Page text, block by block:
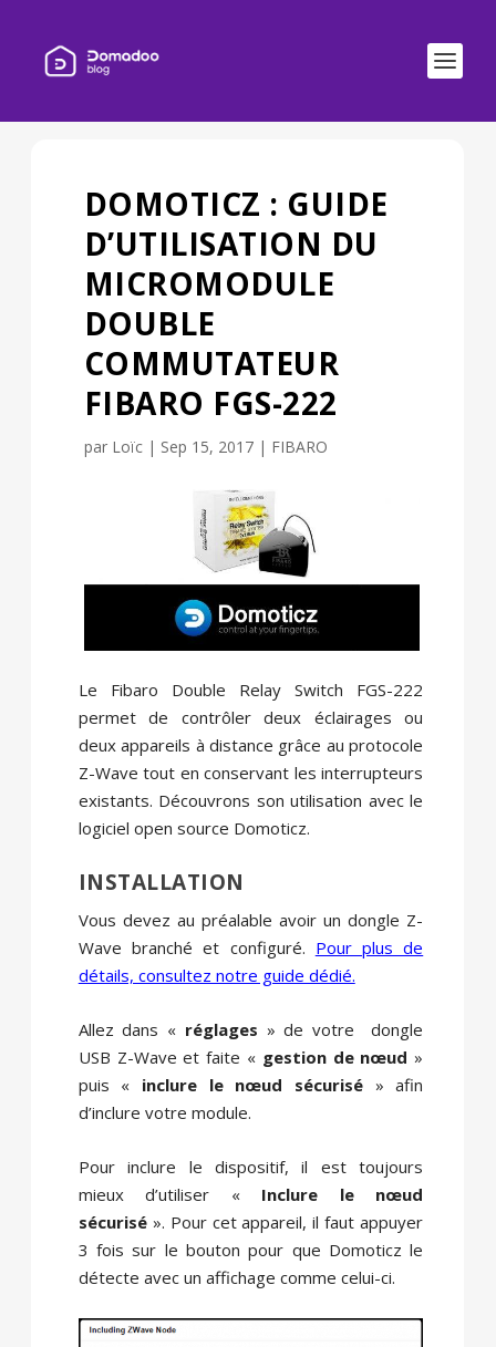
DOMOTICZ : GUIDE
D’UTILISATION DU
MICROMODULE
DOUBLE
COMMUTATEUR
FIBARO FGS-222
par Loïc| Sep 15, 2017| FIBARO
Le Fibaro Double Relay Switch FGS-222
permet de contrôler deux éclairages ou
deux appareils à distance grâce au protocole
Z-Wave tout en conservant les interrupteurs
existants. Découvrons son utilisation avec le
logiciel open source Domoticz.
INSTALLATION
Vous devez au préalable avoir un dongle Z-
Wave branché et configuré. Pour plus de
détails, consultez notre guide dédié.
Allez dans « réglages » de votre dongle
USB Z-Wave et faite « gestion de nœud »
puis « inclure le nœud sécurisé» afin
d’inclure votre module.
Pour inclure le dispositif, il est toujours
mieux d’utiliser «Inclure le nœud
sécurisé ». Pour cet appareil, il faut appuyer
3 fois sur le bouton pour que Domoticz le
détecte avec un affichage comme celui-ci.